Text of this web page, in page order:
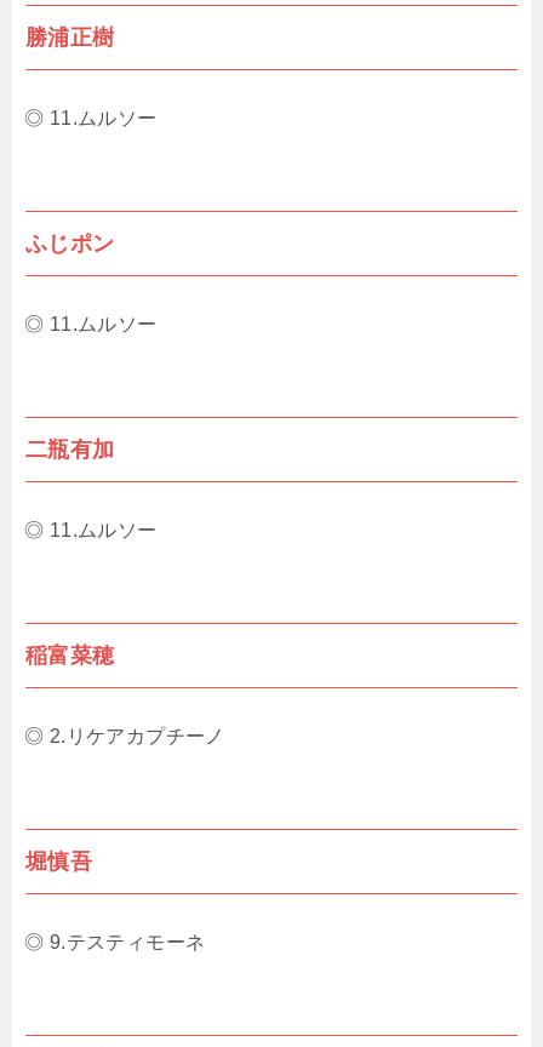
勝浦正樹
◎ 11.ムルソー
ふじポン
◎ 11.ムルソー
二瓶有加
◎ 11.ムルソー
稲富菜穂
◎ 2.リケアカプチーノ
堀慎吾
◎ 9.テスティモーネ